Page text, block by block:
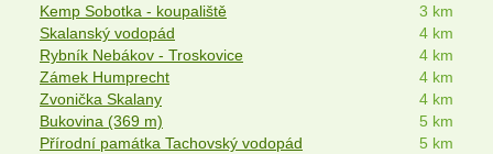
Kemp Sobotka - koupaliště
3 km
Skalanský vodopád
4 km
Rybník Nebákov - Troskovice
4 km
Zámek Humprecht
4 km
Zvonička Skalany
4 km
Bukovina (369 m)
5 km
Přírodní památka Tachovský vodopád
5 km